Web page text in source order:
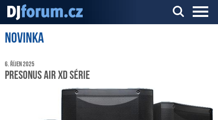
Server o DJ technice a DJingu
Novinka
6. říjen 2025
PreSonus AIR XD série